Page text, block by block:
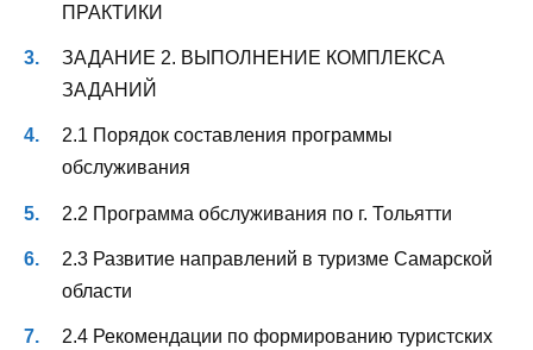
ПРАКТИКИ
ЗАДАНИЕ 2. ВЫПОЛНЕНИЕ КОМПЛЕКСА
ЗАДАНИЙ
2.1 Порядок составления программы
обслуживания
2.2 Программа обслуживания по г. Тольятти
2.3 Развитие направлений в туризме Самарской
области
2.4 Рекомендации по формированию туристских